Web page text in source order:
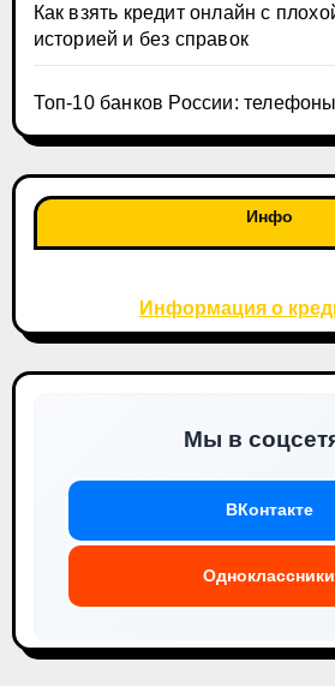
Как взять кредит онлайн с
историей и без справок
Топ-10 банков России:
Инфо
Информация о
Мы в
ВКонтакте
Одноклассники